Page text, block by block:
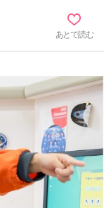
あとで読む